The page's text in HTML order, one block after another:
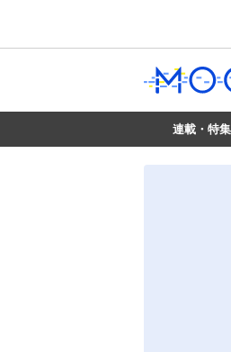
連載・特集